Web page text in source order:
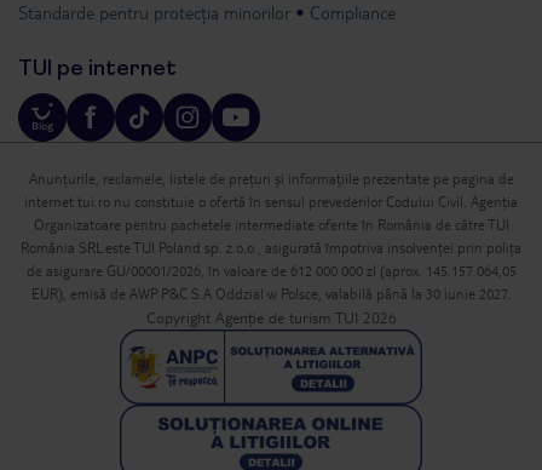
Standarde pentru protecția minorilor
Compliance
TUI pe internet
Anunțurile, reclamele, listele de prețuri și informațiile prezentate pe pagina de
internet tui.ro nu constituie o ofertă în sensul prevederilor Codului Civil. Agenția
Organizatoare pentru pachetele intermediate oferite în România de către TUI
România SRL este TUI Poland sp. z.o.o., asigurată împotriva insolvenței prin polița
de asigurare GU/00001/2026, în valoare de 612 000 000 zl (aprox. 145.157.064,05
EUR), emisă de AWP P&C S.A Oddzial w Polsce, valabilă până la 30 iunie 2027.
Copyright Agenție de turism TUI 2026